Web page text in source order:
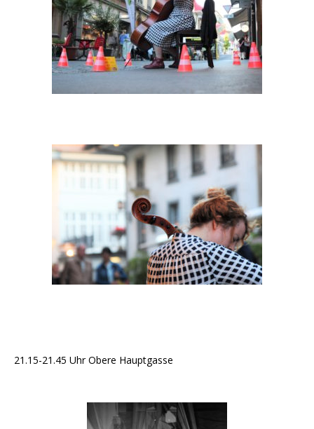
21.15-21.45 Uhr Obere Hauptgasse